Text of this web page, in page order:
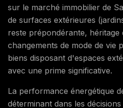
sur le marché immobilier de
de surfaces extérieures
reste prépondérante, héritage
changements de mode de vie
biens disposant d'espaces
avec une prime significative.
La performance énergétique
déterminant dans les